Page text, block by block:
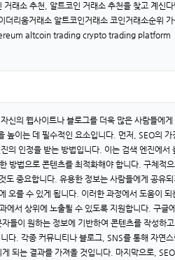
래소 추천, 알트코인 거래소 추천을 찾고 계신
리움거래소 알트코인거래소 코인거래소순위
altcoin trading crypto trading platform
의 웹사이트나 블로그를 더욱 많은 사람들에
이는 데 필수적인 요소입니다. 먼저, SEO의
인정을 받는 방법입니다. 이는 검색 엔진에서
방법으로 콘텐츠를 최적화해야 합니다. 구체적
중요합니다. 유용한 정보는 사람들에게 공유
오를 수 있게 됩니다. 이러한 과정에서 도움이
서 상위에 노출될 수 있도록 지원합니다. 구글
들이 원하는 정보에 기반하여 콘텐츠를 작성하
. 각종 커뮤니티나 블로그, SNS를 통해 자연
되는 결과를 가져올 것입니다. 마지막으로,